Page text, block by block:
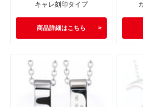
キャレ刻印タイプ
商品詳細はこちら